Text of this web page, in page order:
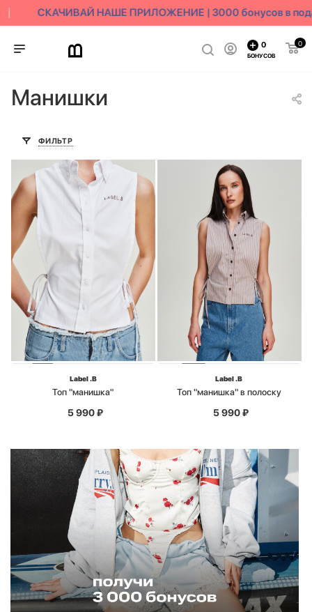
СКАЧИВАЙ НАШЕ ПРИЛОЖЕНИЕ | 3000 бонусов в
0
0
БОНУСОВ
Манишки
ФИЛЬТР
Label .B
Топ "манишка"
5 990₽
Label .B
Топ "манишка" в полоску
5 990₽